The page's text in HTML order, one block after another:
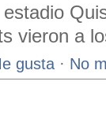
estadio
vieron a
gusta · No